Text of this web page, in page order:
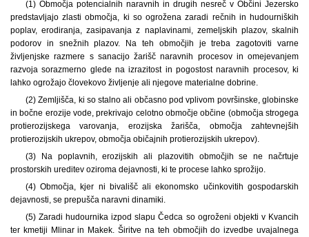
(1) Območja potencialnih naravnih in drugih nesreč v Občini Jezersko
predstavljajo zlasti območja, ki so ogrožena zaradi rečnih in hudourniških
poplav, erodiranja, zasipavanja z naplavinami, zemeljskih plazov, skalnih
podorov in snežnih plazov. Na teh območjih je treba zagotoviti varne
življenjske razmere s sanacijo žarišč naravnih procesov in omejevanjem
razvoja sorazmerno glede na izrazitost in pogostost naravnih procesov, ki
lahko ogrožajo človekovo življenje ali njegove materialne dobrine.
(2) Zemljišča, ki so stalno ali občasno pod vplivom površinske, globinske
in bočne erozije vode, prekrivajo celotno območje občine (območja strogega
protierozijskega varovanja, erozijska žarišča, območja zahtevnejših
protierozijskih ukrepov, območja običajnih protierozijskih ukrepov).
(3) Na poplavnih, erozijskih ali plazovitih območjih se ne načrtuje
prostorskih ureditev oziroma dejavnosti, ki te procese lahko sprožijo.
(4) Območja, kjer ni bivališč ali ekonomsko učinkovitih gospodarskih
dejavnosti, se prepušča naravni dinamiki.
(5) Zaradi hudournika izpod slapu Čedca so ogroženi objekti v Kvancih
ter kmetiji Mlinar in Makek. Širitve na teh območjih do izvedbe uvajalnega